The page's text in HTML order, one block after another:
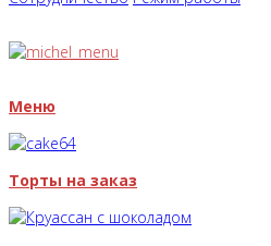
Меню
Торты на заказ